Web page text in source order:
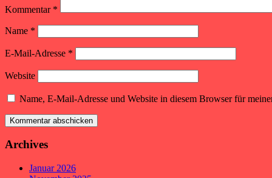
Kommentar *
Name *
E-Mail-Adresse *
Website
Name, E-Mail-Adresse und Website in diesem Browser für
Archives
Januar 2026